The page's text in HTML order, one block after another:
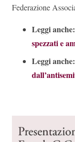
Federazione
Leggi anche:
spezzati e
Leggi anche: